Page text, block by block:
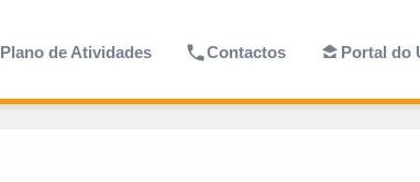
Plano de Atividades Contactos Portal do